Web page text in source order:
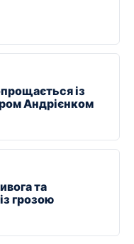
із
Андрієнком
та
грозою